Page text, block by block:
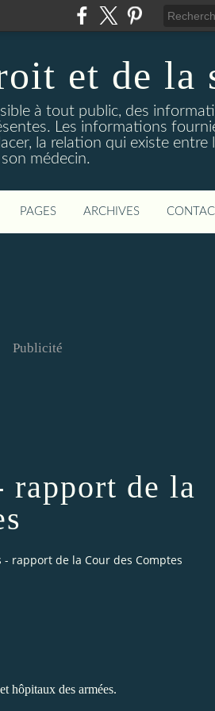
et de la
à tout public, des
Les informations
la relation qui existe
médecin.
PAGES ARCHIVES
Publicité
rapport de la
rapport de la Cour des Comptes
hôpitaux des armées.